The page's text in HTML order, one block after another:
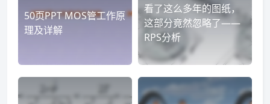
50页PPT MOS管工作原
理及详解
看了这么多年的图纸，
这部分竟然忽略了——
RPS分析